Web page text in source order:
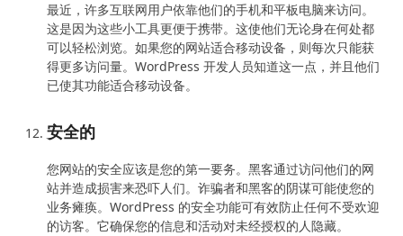
最近，许多互联网用户依靠他们的手机和平板电脑来访问。
这是因为这些小工具更便于携带。这使他们无论身在何处都
可以轻松浏览。如果您的网站适合移动设备，则每次只能获
得更多访问量。WordPress 开发人员知道这一点，并且他们
已使其功能适合移动设备。
安全的
您网站的安全应该是您的第一要务。黑客通过访问他们的网
站并造成损害来恐吓人们。诈骗者和黑客的阴谋可能使您的
业务瘫痪。WordPress 的安全功能可有效防止任何不受欢迎
的访客。它确保您的信息和活动对未经授权的人隐藏。